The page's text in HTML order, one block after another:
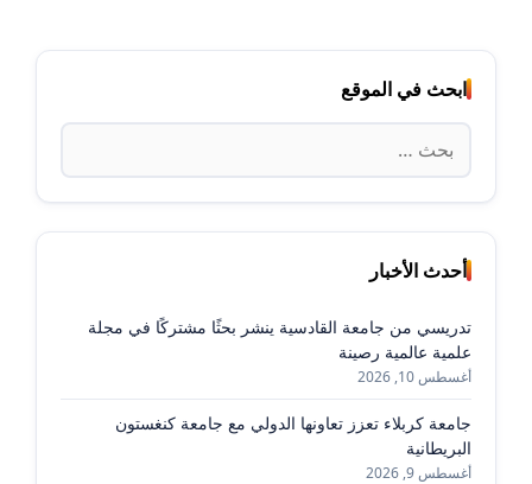
ابحث في الموقع
البحث
عن:
أحدث الأخبار
تدريسي من جامعة القادسية ينشر بحثًا مشتركًا في مجلة
علمية عالمية رصينة
أغسطس 10, 2026
جامعة كربلاء تعزز تعاونها الدولي مع جامعة كنغستون
البريطانية
أغسطس 9, 2026